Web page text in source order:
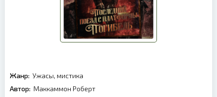
Жанр: Ужасы, мистика
Автор: Маккаммон Роберт